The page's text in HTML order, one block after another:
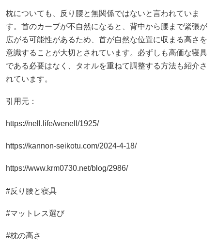
枕についても、反り腰と無関係ではないと言われていま
す。首のカーブが不自然になると、背中から腰まで緊張が
広がる可能性があるため、首が自然な位置に収まる高さを
意識することが大切とされています。必ずしも高価な寝具
である必要はなく、タオルを重ねて調整する方法も紹介さ
れています。
引用元：
https://nell.life/wenell/1925/
https://kannon-seikotu.com/2024-4-18/
https://www.krm0730.net/blog/2986/
#反り腰と寝具
#マットレス選び
#枕の高さ